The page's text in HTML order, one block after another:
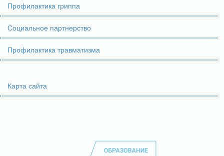
Профилактика гриппа
Социальное партнерство
Профилактика травматизма
Карта сайта